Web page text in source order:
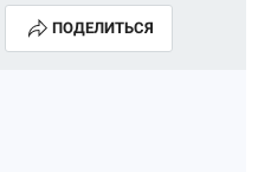
ПОДЕЛИТЬСЯ